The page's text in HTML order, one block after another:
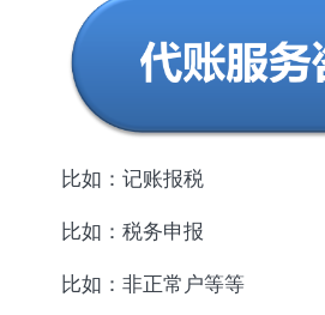
比如：记账报税
比如：税务申报
比如：非正常户等等